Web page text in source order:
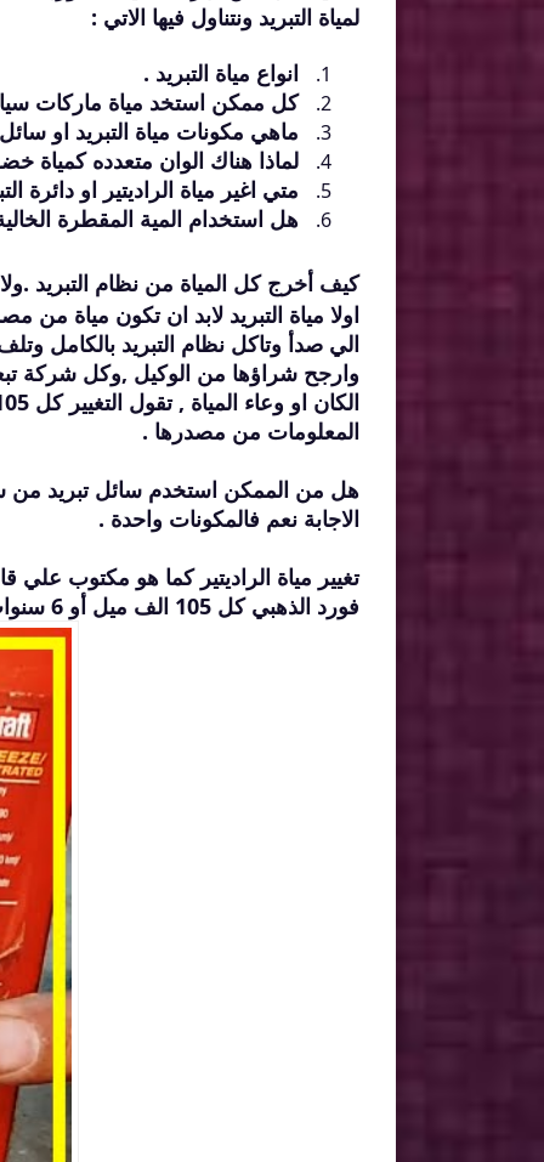
لمياة التبريد ونتناول فيها الاتي :
انواع مياة التبريد .
كل ممكن استخد مياة ماركات
ماهي مكونات مياة التبريد او سائل
لماذا هناك الوان متعدده كمياة
متي اغير مياة الراديتير او دائرة
هل استخدام المية المقطرة
كيف أخرج كل المياة من نظام التبريد
اولا مياة التبريد لابد ان تكون مياة
الي صدأ وتاكل نظام التبريد بالكامل
وارجح شراؤها من الوكيل ,وكل شركة
المعلومات من مصدرها .
هل من الممكن استخدم سائل تبريد
الاجابة نعم فالمكونات واحدة .
تغيير مياة الراديتير كما هو مكتوب علي
فورد الذهبي كل 105 الف ميل أو 6 سنوات . وبعد ذلك 50 الف ميل او 3 سنوات .كما بالشكل .